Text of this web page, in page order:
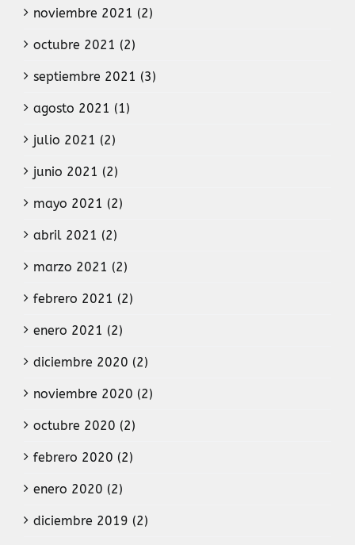
noviembre 2021 (2)
octubre 2021 (2)
septiembre 2021 (3)
agosto 2021 (1)
julio 2021 (2)
junio 2021 (2)
mayo 2021 (2)
abril 2021 (2)
marzo 2021 (2)
febrero 2021 (2)
enero 2021 (2)
diciembre 2020 (2)
noviembre 2020 (2)
octubre 2020 (2)
febrero 2020 (2)
enero 2020 (2)
diciembre 2019 (2)